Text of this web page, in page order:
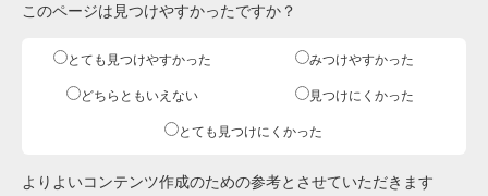
このページは見つけやすかったですか？
とても見つけやすかった みつけやすかった
どちらともいえない 見つけにくかった
とても見つけにくかった
よりよいコンテンツ作成のための参考とさせていただきます